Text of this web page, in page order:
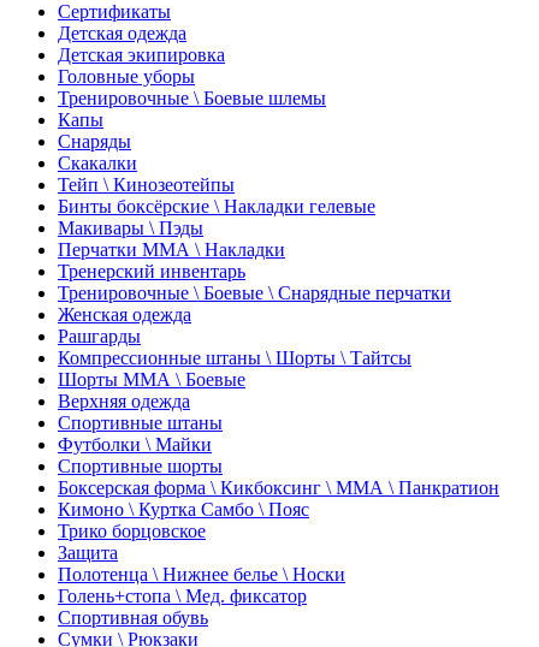
Сертификаты
Детская одежда
Детская экипировка
Головные уборы
Тренировочные \ Боевые шлемы
Капы
Снаряды
Скакалки
Тейп \ Кинозеотейпы
Бинты боксёрские \ Накладки гелевые
Макивары \ Пэды
Перчатки ММА \ Накладки
Тренерский инвентарь
Тренировочные \ Боевые \ Снарядные перчатки
Женская одежда
Рашгарды
Компрессионные штаны \ Шорты \ Тайтсы
Шорты ММА \ Боевые
Верхняя одежда
Спортивные штаны
Футболки \ Майки
Спортивные шорты
Боксерская форма \ Кикбоксинг \ ММА \ Панкратион
Кимоно \ Куртка Самбо \ Пояс
Трико борцовское
Защита
Полотенца \ Нижнее белье \ Носки
Голень+стопа \ Мед. фиксатор
Спортивная обувь
Сумки \ Рюкзаки